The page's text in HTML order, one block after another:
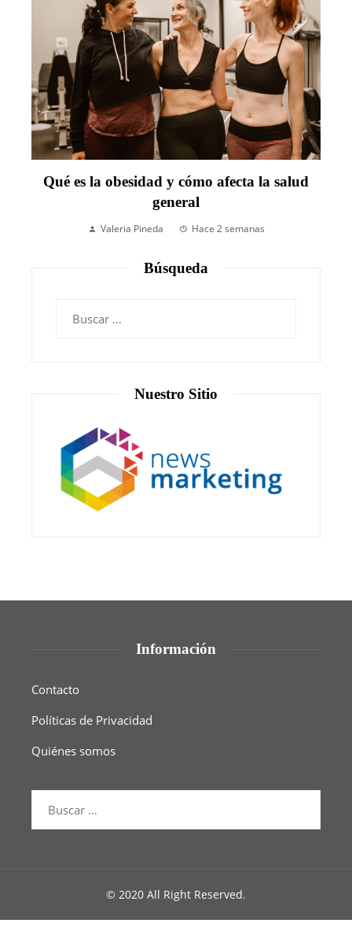
Qué es la obesidad y cómo afecta la salud
general
Valeria Pineda Hace 2 semanas
Búsqueda
Nuestro Sitio
Información
Contacto
Políticas de Privacidad
Quiénes somos
© 2020 All Right Reserved.